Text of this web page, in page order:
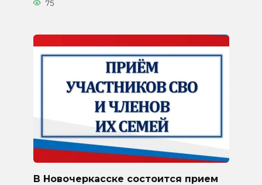
75
В Новочеркасске состоится прием